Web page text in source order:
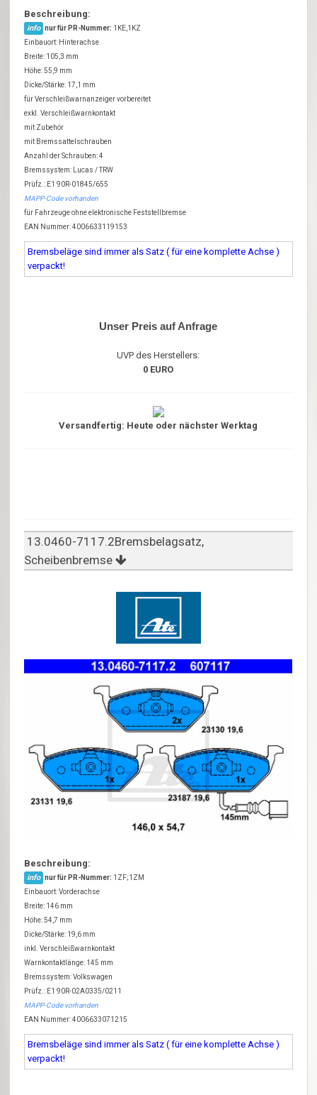
Beschreibung:
info nur für PR-Nummer: 1KE,1KZ
Einbauort: Hinterachse
Breite: 105,3 mm
Höhe: 55,9 mm
Dicke/Stärke: 17,1 mm
für Verschleißwarnanzeiger vorbereitet
exkl. Verschleißwarnkontakt
mit Zubehör
mit Bremssattelschrauben
Anzahl der Schrauben: 4
Bremssystem: Lucas / TRW
Prüfz.: E1 90R-01845/655
MAPP-Code vorhanden
für Fahrzeuge ohne elektronische Feststellbremse
EAN Nummer: 4006633119153
Bremsbeläge sind immer als Satz ( für eine komplette Achse )
verpackt!
Unser Preis auf Anfrage
UVP des Herstellers:
0 EURO
Versandfertig: Heute oder nächster Werktag
13.0460-7117.2Bremsbelagsatz,
Scheibenbremse
Beschreibung:
info nur für PR-Nummer: 1ZF;1ZM
Einbauort: Vorderachse
Breite: 146 mm
Höhe: 54,7 mm
Dicke/Stärke: 19,6 mm
inkl. Verschleißwarnkontakt
Warnkontaktlänge: 145 mm
Bremssystem: Volkswagen
Prüfz.: E1 90R-02A0335/0211
MAPP-Code vorhanden
EAN Nummer: 4006633071215
Bremsbeläge sind immer als Satz ( für eine komplette Achse )
verpackt!